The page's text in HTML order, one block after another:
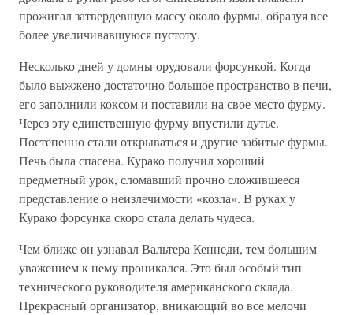
прожигал затвердевшую массу около фурмы, образуя все
более увеличивавшуюся пустоту.
Несколько дней у домны орудовали форсункой. Когда
было выжжено достаточно большое пространство в печи,
его заполнили коксом и поставили на свое место фурму.
Через эту единственную фурму впустили дутье.
Постепенно стали открываться и другие забитые фурмы.
Печь была спасена. Курако получил хороший
предметный урок, сломавший прочно сложившееся
представление о неизлечимости «козла». В руках у
Курако форсунка скоро стала делать чудеса.
Чем ближе он узнавал Вальтера Кеннеди, тем большим
уважением к нему проникался. Это был особый тип
технического руководителя американского склада.
Прекрасный организатор, вникающий во все мелочи